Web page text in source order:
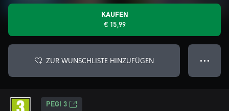
KAUFEN
€ 15,99
ZUR WUNSCHLISTE HINZUFÜGEN ● ● ●
PEGI 3